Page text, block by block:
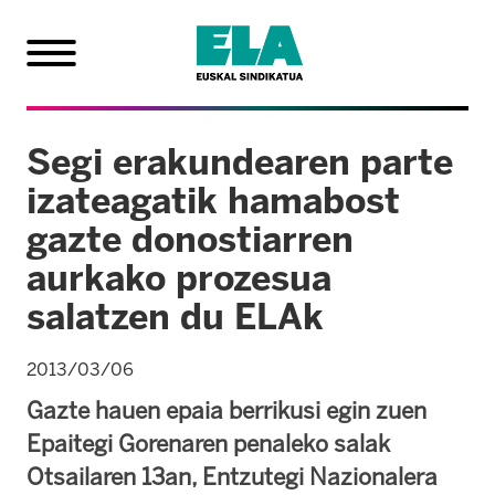
Segi erakundearen parte
izateagatik hamabost
gazte donostiarren
aurkako prozesua
salatzen du ELAk
2013/03/06
Gazte hauen epaia berrikusi egin zuen
Epaitegi Gorenaren penaleko salak
Otsailaren 13an, Entzutegi Nazionalera